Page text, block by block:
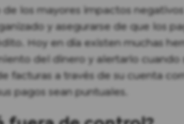
los mayores impactos
y asegurarse de que los
Hoy en día existen muchas
del dinero y alertarlo cuando
facturas a través de su cuenta
pagos sean puntuales.